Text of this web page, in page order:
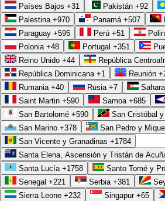
Sin renta perpetua por usuario
Las plataformas comerciales suelen cobrar
ese costo crece justo cuando tu negocio
propia no hay licencia recurrente que
funciones bloqueadas tras un plan superior.
vez y la operas en tus términos. A escala,
representa un ahorro que rara vez aparece
Aquí es donde el cálculo de ROI deja de ser
con comparar el precio de la licencia contra
que proyectar cómo se comporta cada
cuando el número de usuarios se multiplica y
Países Bajos +31 Pakistán +92
Palestina +970 Panamá +507
Paraguay +595 Perú +51
Polonia +48 Portugal +351
Reino Unido +44 República
República Dominicana +1 Reunión
Rumania +40 Rusia +7
Saint Martin +590 Samoa +685
San Bartolomé +590 San Cristóbal
San Marino +378 San Pedro y
San Vicente y Granadinas +1784
Santa Elena, Ascensión y Tristán de
Santa Lucía +1758 Santo Tomé y
Senegal +221 Serbia +381
Sierra Leone +232 Singapur +65